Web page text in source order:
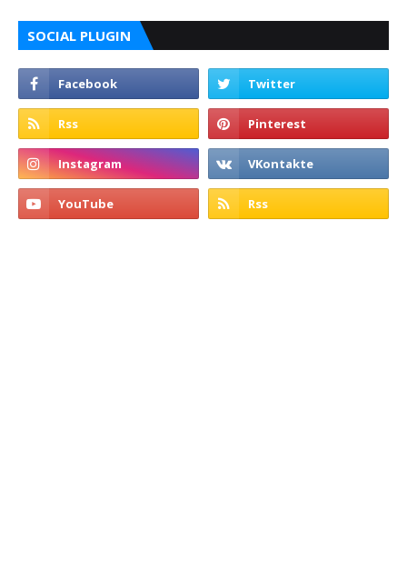
SOCIAL PLUGIN